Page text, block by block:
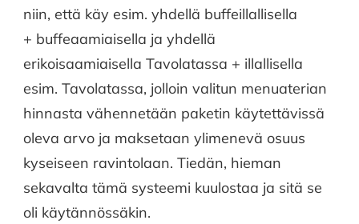
niin, että käy esim. yhdellä buffeillallisella
+ buffeaamiaisella ja yhdellä
erikoisaamiaisella Tavolatassa + illallisella
esim. Tavolatassa, jolloin valitun menuaterian
hinnasta vähennetään paketin käytettävissä
oleva arvo ja maksetaan ylimenevä osuus
kyseiseen ravintolaan. Tiedän, hieman
sekavalta tämä systeemi kuulostaa ja sitä se
oli käytännössäkin.